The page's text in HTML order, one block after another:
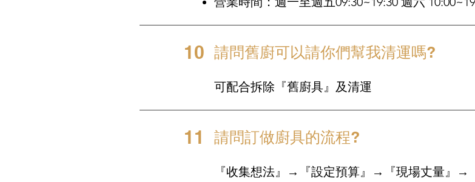
10 請問舊廚可以請你們幫我清運嗎?
可配合拆除『舊廚具』及清運
11 請問訂做廚具的流程?
『收集想法』→『設定預算』→『現場丈量』